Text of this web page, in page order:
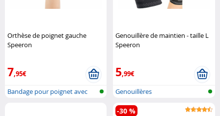
Orthèse de poignet gauche
Speeron
7,95€
Bandage pour poignet avec
Genouillère de maintien - taille L
Speeron
5,99€
Genouillères
-30 %